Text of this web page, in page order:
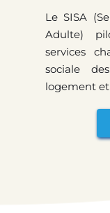
Le SISA
Adulte)
services
sociale
logement